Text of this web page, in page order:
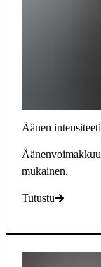
Äänen
mukainen.
Tutustu